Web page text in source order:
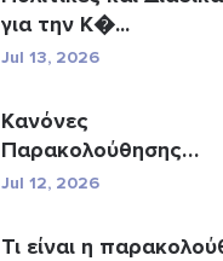
για την Κ�...
Jul 13, 2026
Κανόνες
Παρακολούθησης
Συναλλαγών A...
Jul 12, 2026
Τι είναι η